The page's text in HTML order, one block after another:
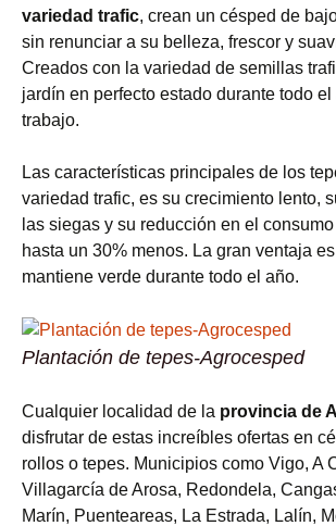
variedad trafic, crean un césped de
sin renunciar a su belleza, frescor y
Creados con la variedad de semillas
jardín en perfecto estado durante todo
trabajo.
Las características principales de los
variedad trafic, es su crecimiento lento,
las siegas y su reducción en el
hasta un 30% menos. La gran ventaja
mantiene verde durante todo el año.
Plantación de tepes-Agrocesped
Cualquier localidad de la provincia de
disfrutar de estas increíbles ofertas en
rollos o tepes. Municipios como Vigo, A
Villagarcía de Arosa, Redondela,
Marín, Puenteareas, La Estrada, Lalín,